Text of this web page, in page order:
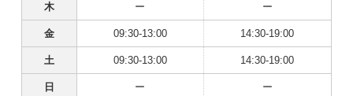
木 ー ー
金 09:30-13:00 14:30-19:00
土 09:30-13:00 14:30-19:00
日 ー ー